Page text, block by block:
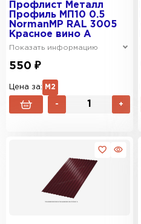
Профлист Металл
Профиль МП10 0.5
NormanMP RAL 3005
Красное вино A
Показать информацию
550 ₽
Цена за: М2
- +